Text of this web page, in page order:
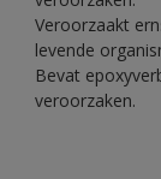
Veroorzaakt
levende
Bevat
veroorzaken.